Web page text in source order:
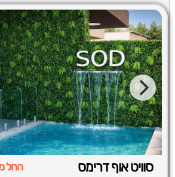
סוויט אוף דרימס החל